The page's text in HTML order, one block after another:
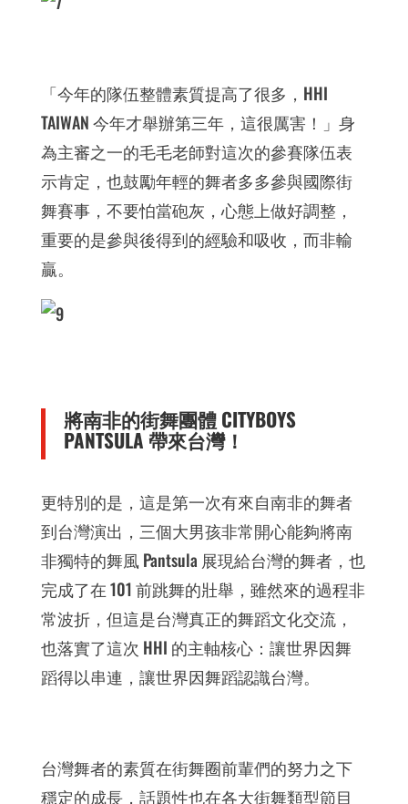
「今年的隊伍整體素質提高了很多，HHI
TAIWAN 今年才舉辦第三年，這很厲害！」身
為主審之一的毛毛老師對這次的參賽隊伍表
示肯定，也鼓勵年輕的舞者多多參與國際街
舞賽事，不要怕當砲灰，心態上做好調整，
重要的是參與後得到的經驗和吸收，而非輸
贏。
將南非的街舞團體 CITYBOYS
PANTSULA 帶來台灣！
更特別的是，這是第一次有來自南非的舞者
到台灣演出，三個大男孩非常開心能夠將南
非獨特的舞風 Pantsula 展現給台灣的舞者，也
完成了在 101 前跳舞的壯舉，雖然來的過程非
常波折，但這是台灣真正的舞蹈文化交流，
也落實了這次 HHI 的主軸核心：讓世界因舞
蹈得以串連，讓世界因舞蹈認識台灣。
台灣舞者的素質在街舞圈前輩們的努力之下
穩定的成長，話題性也在各大街舞類型節目